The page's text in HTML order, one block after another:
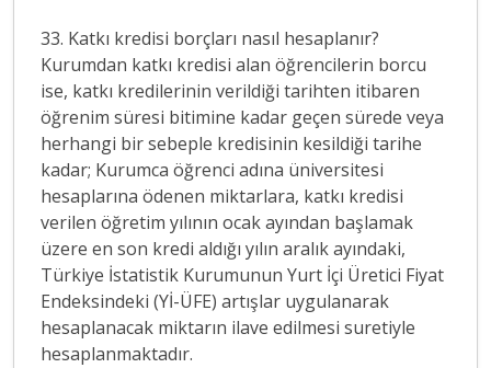
33. Katkı kredisi borçları nasıl hesaplanır?
Kurumdan katkı kredisi alan öğrencilerin borcu
ise, katkı kredilerinin verildiği tarihten itibaren
öğrenim süresi bitimine kadar geçen sürede veya
herhangi bir sebeple kredisinin kesildiği tarihe
kadar; Kurumca öğrenci adına üniversitesi
hesaplarına ödenen miktarlara, katkı kredisi
verilen öğretim yılının ocak ayından başlamak
üzere en son kredi aldığı yılın aralık ayındaki,
Türkiye İstatistik Kurumunun Yurt İçi Üretici Fiyat
Endeksindeki (Yİ-ÜFE) artışlar uygulanarak
hesaplanacak miktarın ilave edilmesi suretiyle
hesaplanmaktadır.